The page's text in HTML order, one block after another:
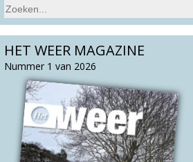
Z
o
e
k
S
e
a
r
c
HET WEER MAGAZINE
Nummer 1 van 2026